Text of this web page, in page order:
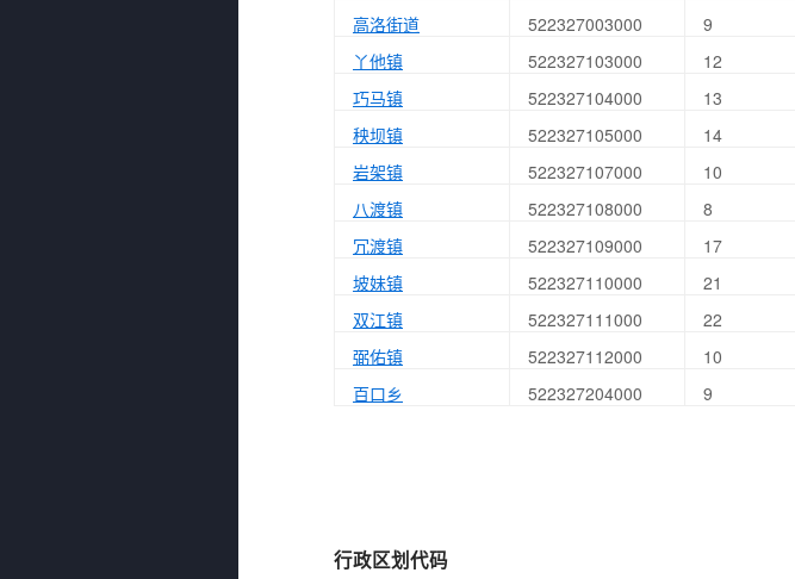
高洛街道
522327003000
9
丫他镇
522327103000
12
巧马镇
522327104000
13
秧坝镇
522327105000
14
岩架镇
522327107000
10
八渡镇
522327108000
8
冗渡镇
522327109000
17
坡妹镇
522327110000
21
双江镇
522327111000
22
弼佑镇
522327112000
10
百口乡
522327204000 9
行政区划代码